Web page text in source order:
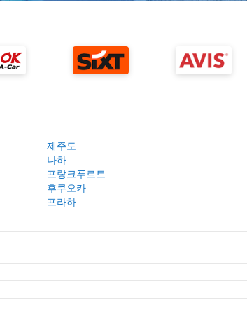
제주도
나하
프랑크푸르트
후쿠오카
프라하